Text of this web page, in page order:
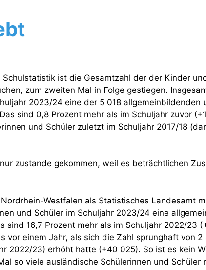
Schulstatistik ist die Gesamtzahl der der Kinder
zum zweiten Mal in Folge gestiegen.
2023/24 eine der 5 018 allgemeinbildenden
sind 0,8 Prozent mehr als im Schuljahr zuvor
und Schüler zuletzt im Schuljahr 2017/18
zustande gekommen, weil es beträchtlichen
Westfalen als Statistisches Landesamt
und Schüler im Schuljahr 2023/24 eine
sind 16,7 Prozent mehr als im Schuljahr 2022/23
vor einem Jahr, als sich die Zahl sprunghaft von 2
2022/23) erhöht hatte (+40 025). So ist es kein
so viele ausländische Schülerinnen und Schüler